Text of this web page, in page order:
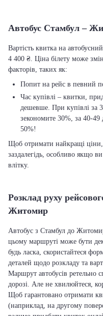
Автобус Стамбул –
Вартість квитка на
4 400 ₴. Ціна білету може
факторів, таких як:
Попит на рейс в певний
Час купівлі – квитки,
дешевше. При купівлі за
зекономите 30%, за 40-49
50%!
Щоб отримати найкращі
заздалегідь, особливо якщо
влітку.
Розклад руху
Житомир
Автобус з Стамбул до
цьому маршруті може бути
будь ласка, скористайтеся
деталей щодо розкладу та
Маршрут автобусів ретельно
дорозі. Але не хвилюйтеся,
Щоб гарантовано отримати
(наприклад, на другому